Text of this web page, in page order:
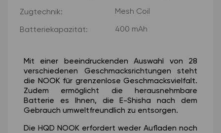
Zugtechnik: Mesh Coil
Batteriekapazität: 400 mAh
Mit einer beeindruckenden Auswahl von 28
verschiedenen Geschmacksrichtungen steht
die NOOK für grenzenlose Geschmacksvielfalt.
Zudem ermöglicht die herausnehmbare
Batterie es Ihnen, die E-Shisha nach dem
Gebrauch umweltfreundlich zu entsorgen.
Die HQD NOOK erfordert weder Aufladen noch